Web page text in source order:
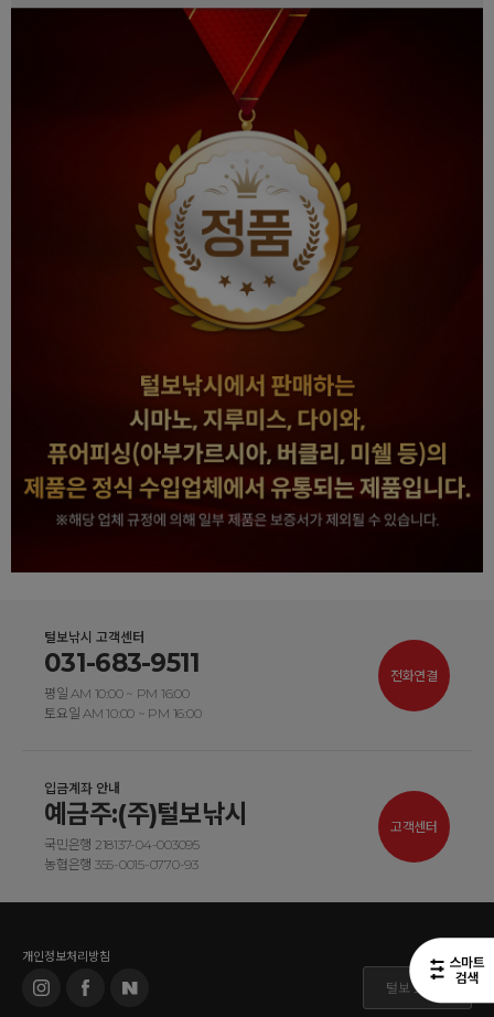
털보낚시 고객센터
031-683-9511
평일 AM 10:00 ~ PM 16:00
토요일 AM 10:00 ~ PM 16:00
전화연결
입금계좌 안내
예금주:(주)털보낚시
국민은행 218137-04-003095
농협은행 355-0015-0770-93
고객센터
개인정보처리방침
털보 도매몰